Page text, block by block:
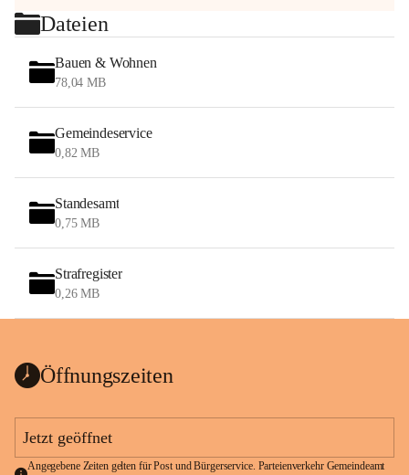
Dateien
Bauen & Wohnen
78,04 MB
Gemeindeservice
0,82 MB
Standesamt
0,75 MB
Strafregister
0,26 MB
Öffnungszeiten
Jetzt geöffnet
Angegebene Zeiten gelten für Post und Bürgerservice. Parteienverkehr Gemeindeamt